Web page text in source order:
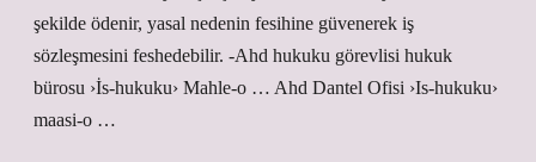
şekilde ödenir, yasal nedenin fesihine güvenerek iş
sözleşmesini feshedebilir. -Ahd hukuku görevlisi hukuk
bürosu ›İs-hukuku› Mahle-o … Ahd Dantel Ofisi ›Is-hukuku›
maasi-o …